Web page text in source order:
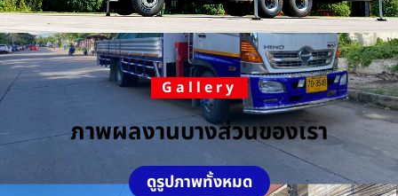
Gallery
ภาพผลงานบางส่วนของเรา
ดูรูปภาพทั้งหมด